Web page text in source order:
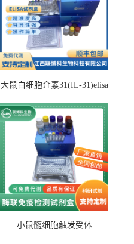
大鼠白细胞介素31(IL-31)elisa
小鼠髓细胞触发受体